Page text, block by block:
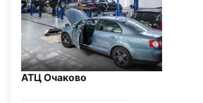
АТЦ Очаково